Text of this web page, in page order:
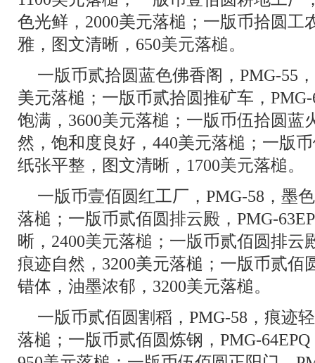
色光鲜，2000美元落槌；一版币拾圆工
雅，图文清晰，650美元落槌。
一版币贰拾圆蓝色佛香阁，PMG-55
美元落槌；一版币贰拾圆推矿车，
饱满，3600美元落槌；一版币伍拾圆蓝
然，饱和度良好，440美元落槌；一版
纸张平整，图文清晰，1700美元落槌。
一版币壹佰圆红工厂，PMG-58，墨
落槌；一版币贰佰圆排云殿，PMG-
晰，2400美元落槌；一版币贰佰圆排云
痕迹自然，3200美元落槌；一版币贰佰
错体，油墨浓郁，3200美元落槌。
一版币贰佰圆割稻，PMG-58，痕迹
落槌；一版币贰佰圆炼钢，PMG-